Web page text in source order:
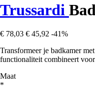
Trussardi
€ 78,03 € 45,92 -41%
Transformeer je badkamer
functionaliteit combineert
Maat
*